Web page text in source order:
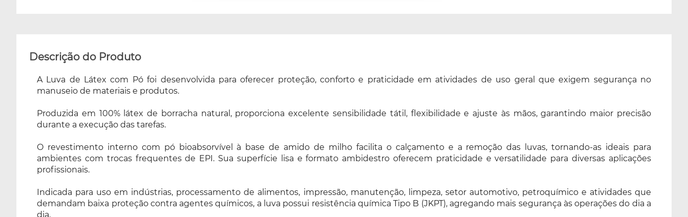
petroquímico e atividades que demandam
luva possui resistência química Tipo B (JKPT),
agregando mais segurança às operações do
Descrição do Produto
A Luva de Látex com Pó foi desenvolvida para oferecer proteção, conforto e praticidade em atividades de uso geral que exigem segurança no
manuseio de materiais e produtos.
Produzida em 100% látex de borracha natural, proporciona excelente sensibilidade tátil, flexibilidade e ajuste às mãos, garantindo maior precisão
durante a execução das tarefas.
O revestimento interno com pó bioabsorvível à base de amido de milho facilita o calçamento e a remoção das luvas, tornando-as ideais para
ambientes com trocas frequentes de EPI. Sua superfície lisa e formato ambidestro oferecem praticidade e versatilidade para diversas aplicações
profissionais.
Indicada para uso em indústrias, processamento de alimentos, impressão, manutenção, limpeza, setor automotivo, petroquímico e atividades que
demandam baixa proteção contra agentes químicos, a luva possui resistência química Tipo B (JKPT), agregando mais segurança às operações do dia a
dia.